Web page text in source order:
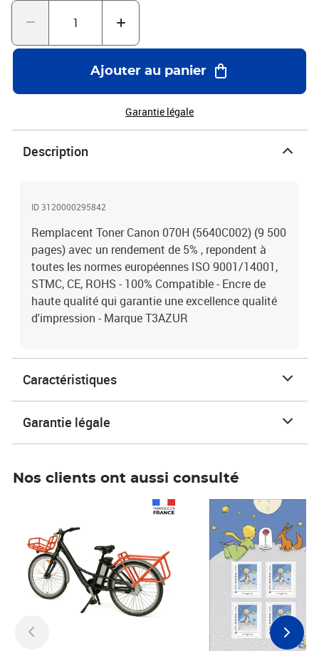
Ajouter au panier
Garantie légale
Description
ID 3120000295842
Remplacent Toner Canon 070H (5640C002) (9 500
pages) avec un rendement de 5% , repondent à
toutes les normes européennes ISO 9001/14001,
STMC, CE, ROHS - 100% Compatible - Encre de
haute qualité qui garantie une excellence qualité
d'impression - Marque T3AZUR
Caractéristiques
Garantie légale
Nos clients ont aussi consulté
Prix 7,50€